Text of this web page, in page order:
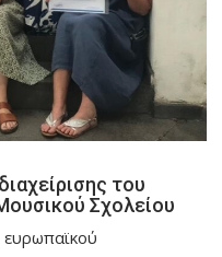
του
Σχολείου
ευρωπαϊκού